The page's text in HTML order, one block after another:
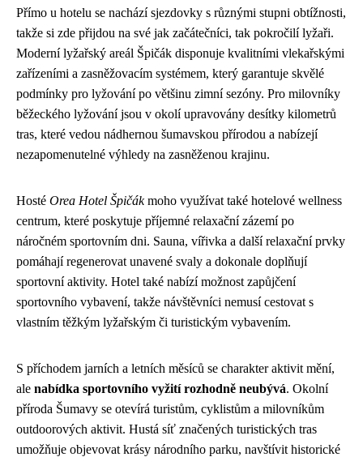
Přímo u hotelu se nachází sjezdovky s různými stupni obtížnosti,
takže si zde přijdou na své jak začátečníci, tak pokročilí lyžaři.
Moderní lyžařský areál Špičák disponuje kvalitními vlekařskými
zařízeními a zasněžovacím systémem, který garantuje skvělé
podmínky pro lyžování po většinu zimní sezóny. Pro milovníky
běžeckého lyžování jsou v okolí upravovány desítky kilometrů
tras, které vedou nádhernou šumavskou přírodou a nabízejí
nezapomenutelné výhledy na zasněženou krajinu.
Hosté Orea Hotel Špičákmoho využívat také hotelové wellness
centrum, které poskytuje příjemné relaxační zázemí po
náročném sportovním dni. Sauna, vířivka a další relaxační prvky
pomáhají regenerovat unavené svaly a dokonale doplňují
sportovní aktivity. Hotel také nabízí možnost zapůjčení
sportovního vybavení, takže návštěvníci nemusí cestovat s
vlastním těžkým lyžařským či turistickým vybavením.
S příchodem jarních a letních měsíců se charakter aktivit mění,
ale nabídka sportovního vyžití rozhodně neubývá. Okolní
příroda Šumavy se otevírá turistům, cyklistům a milovníkům
outdoorových aktivit. Hustá síť značených turistických tras
umožňuje objevovat krásy národního parku, navštívit historické